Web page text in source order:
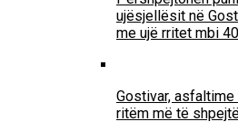
ujësjellësit në
me ujë rritet mbi
Gostivar,
ritëm më të